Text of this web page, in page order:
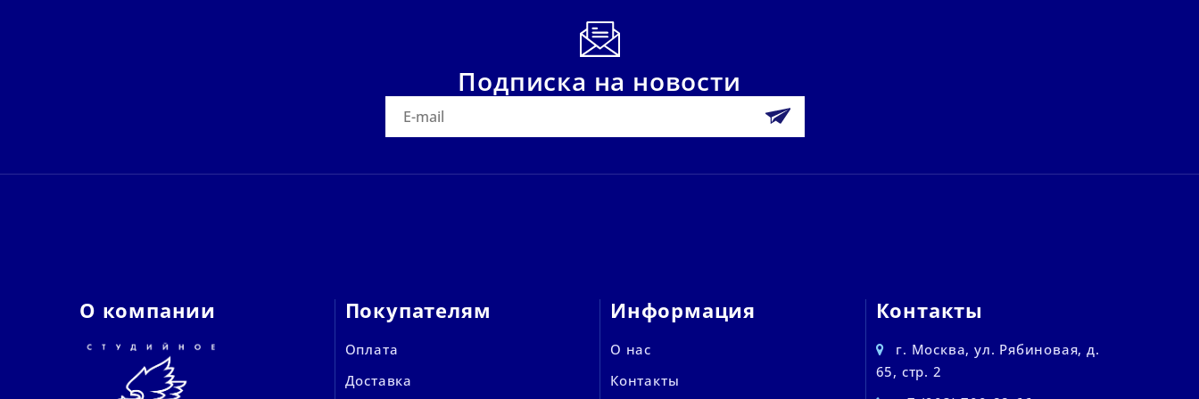
Подписка на новости
О компании Покупателям
Оплата
Доставка
Информация
О нас
Контакты
Контакты
г. Москва, ул. Рябиновая, д.
65, стр. 2